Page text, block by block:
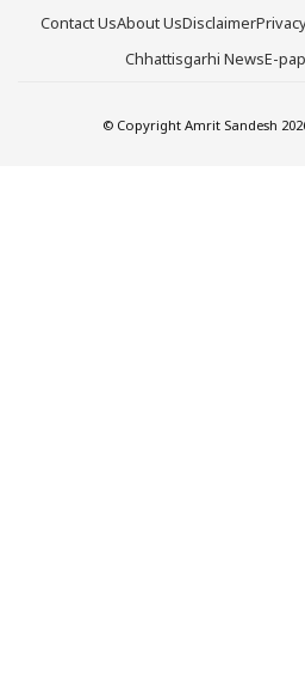
Contact UsAbout UsDisclaimer
Chhattisgarhi NewsE-
© Copyright Amrit Sandesh